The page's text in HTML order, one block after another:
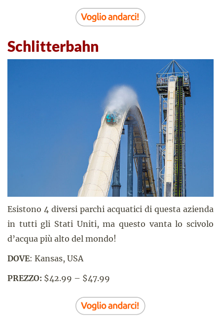
Schlitterbahn
Esistono 4 diversi parchi acquatici di questa azienda
in tutti gli Stati Uniti, ma questo vanta lo scivolo
d’acqua più alto del mondo!
DOVE: Kansas, USA
PREZZO: $42.99 – $47.99